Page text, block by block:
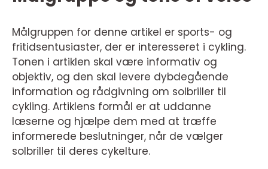
Målgruppen for denne artikel er sports- og
fritidsentusiaster, der er interesseret i cykling.
Tonen i artiklen skal være informativ og
objektiv, og den skal levere dybdegående
information og rådgivning om solbriller til
cykling. Artiklens formål er at uddanne
læserne og hjælpe dem med at træffe
informerede beslutninger, når de vælger
solbriller til deres cykelture.